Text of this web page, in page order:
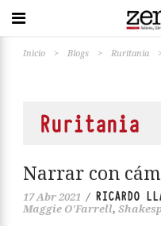
Inicio > Blogs > Ruritania >
Ruritania
Narrar con
17 Abr 2021 / RICARDO
Maggie O'Farrell,